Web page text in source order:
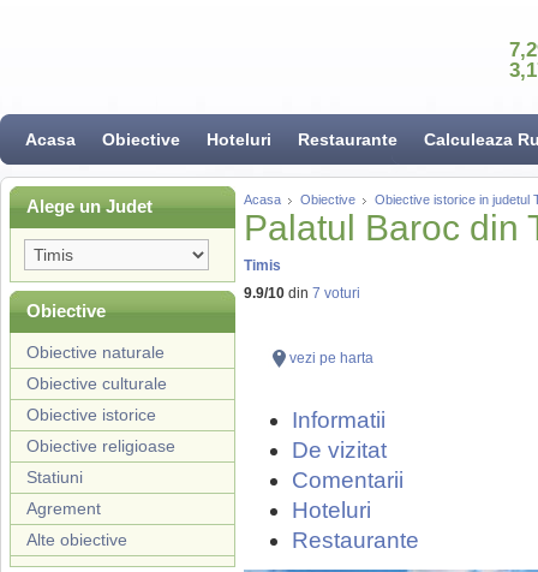
Acasa Obiective Hoteluri Restaurante Calculeaza
Alege un Judet
Obiective
Obiective naturale
Obiective culturale
Obiective istorice
Obiective religioase
Statiuni
Agrement
Alte obiective
Acasa Obiective Obiective istorice in judetul
Palatul Baroc din
Timis
9.9/10 din 7 voturi
vezi pe harta
Informatii
De vizitat
Comentarii
Hoteluri
Restaurante